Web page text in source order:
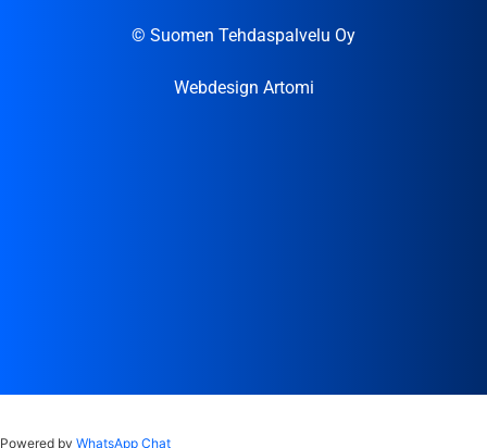
© Suomen Tehdaspalvelu Oy
Webdesign Artomi
Powered by WhatsApp Chat